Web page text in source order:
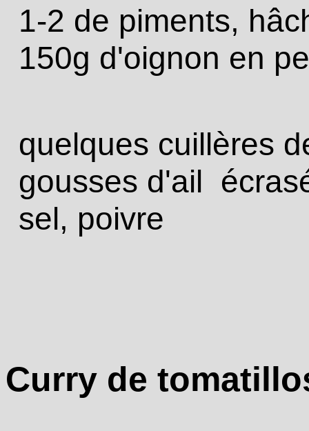
1-2 de piments,
150g d'oignon en
quelques cuillères
gousses d'ail
sel, poivre
Curry de